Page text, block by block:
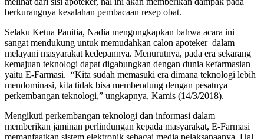
berkurangnya kesalahan pembacaan resep obat.
Selaku Ketua Panitia, Nadia mengungkapkan bahwa acara ini
sangat mendukung untuk memudahkan calon apoteker dalam
melayani masyarakat kedepannya. Menurutnya, pada era sekarang
kemajuan teknologi dapat digabungkan dengan dunia kefarmasian
yaitu E-Farmasi. “Kita sudah memasuki era dimana teknologi lebih
mendominasi, kita tidak bisa membendung dengan pesatnya
perkembangan teknologi,” ungkapnya, Kamis (14/3/2018).
Mengikuti perkembangan teknologi dan informasi dalam
memberikan jaminan perlindungan kepada masyarakat, E-Farmasi